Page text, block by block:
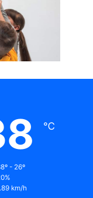
℃
- 26º
km/h